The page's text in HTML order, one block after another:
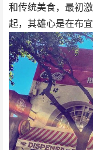
和传统美食，最初
起，其雄心是在布